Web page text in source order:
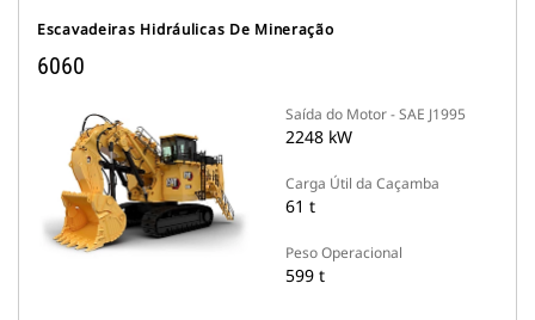
Escavadeiras Hidráulicas De Mineração
6060
Saída do Motor - SAE J1995
2248 kW
Carga Útil da Caçamba
61 t
Peso Operacional
599 t